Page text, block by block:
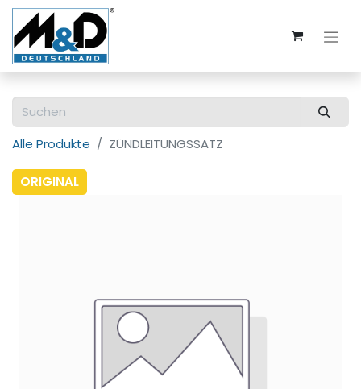
Alle Produkte ZÜNDLEITUNGSSATZ
ORIGINAL